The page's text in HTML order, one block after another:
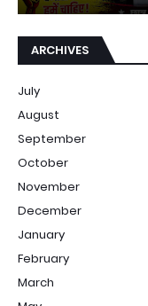
ARCHIVES
July
August
September
October
November
December
January
February
March